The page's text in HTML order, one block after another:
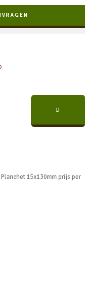
NL & BE
&
15x130mm prijs per